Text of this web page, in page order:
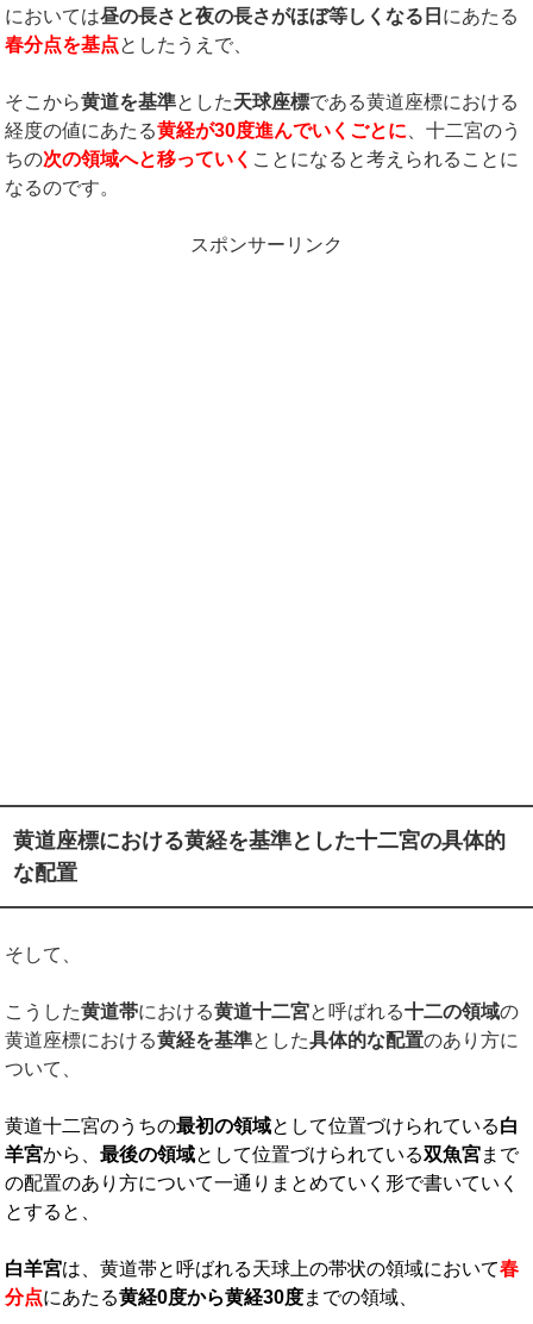
においては昼の長さと夜の長さがほぼ等しくなる日 にあたる
春分点を基点としたうえで、
そこから黄道を基準とした天球座標である黄道座標における
経度の値にあたる黄経が30度進んでいくごとに 、十二宮のう
ちの次の領域へと移っていく ことになると考えられることに
なるのです。
スポンサーリンク
黄道座標における黄経を基準とした十二宮の具体的
な配置
そして、
こうした黄道帯における黄道十二宮と呼ばれる十二の領域の
黄道座標における黄経を基準とした具体的な配置のあり方に
ついて、
黄道十二宮のうちの最初の領域として位置づけられている白
羊宮から、最後の領域として位置づけられている双魚宮まで
の配置のあり方について一通りまとめていく形で書いていく
とすると、
白羊宮は、黄道帯と呼ばれる天球上の帯状の領域において春
分点にあたる黄経0度から黄経30度までの領域、